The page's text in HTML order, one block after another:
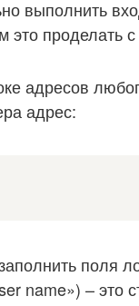
выполнить
это проделать
адресов
адрес:
поля
name») – это